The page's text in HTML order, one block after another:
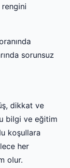
sorunsuz
dikkat ve
bilgi ve eğitim
koşullara
her
olur.